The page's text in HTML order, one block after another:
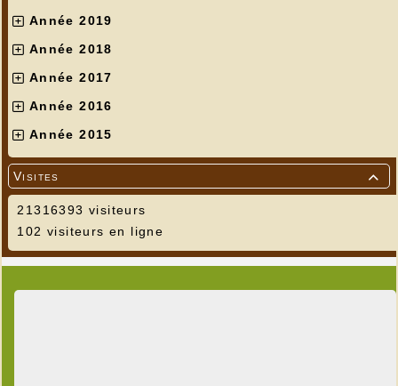
Année 2019
Année 2018
Année 2017
Année 2016
Année 2015

Visites
21316393 visiteurs
102 visiteurs en ligne